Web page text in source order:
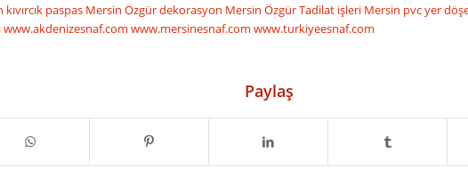
paspas Mersin Özgür dekorasyon Mersin Özgür Tadilat işleri Mersin pvc yer
www.akdenizesnaf.com www.mersinesnaf.com www.turkiyeesnaf.com
Paylaş